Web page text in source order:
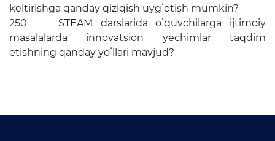
keltirishga qanday qiziqish uygʻotish mumkin?
250 STEAM darslarida oʻquvchilarga ijtimoiy
masalalarda innovatsion yechimlar taqdim
etishning qanday yoʻllari mavjud?